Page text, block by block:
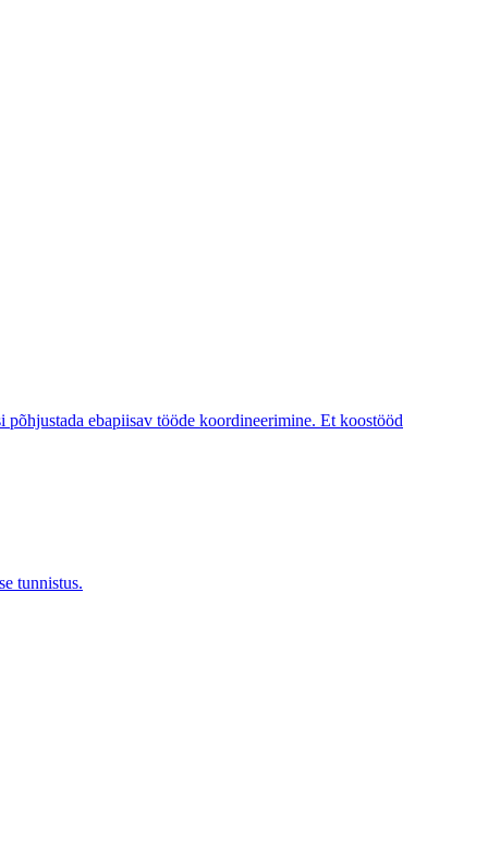
ebapiisav tööde koordineerimine. Et koostööd
tunnistus.